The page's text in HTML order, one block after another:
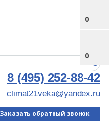
0
0
8 (495) 252-88-42
climat21veka@yandex.ru
Заказать обратный звонок